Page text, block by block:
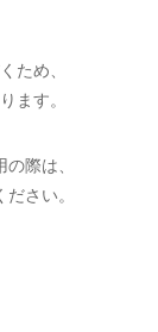
ため、
ます。
際は、
さい。